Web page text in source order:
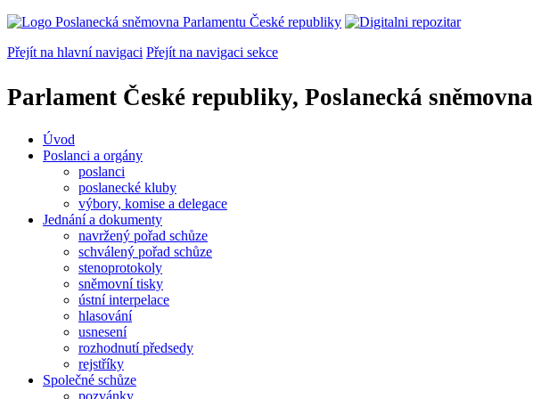
Přejít na hlavní navigaci Přejít na navigaci sekce
Parlament České republiky, Poslanecká sněmovna
Úvod
Poslanci a orgány
poslanci
poslanecké kluby
výbory, komise a delegace
Jednání a dokumenty
navržený pořad schůze
schválený pořad schůze
stenoprotokoly
sněmovní tisky
ústní interpelace
hlasování
usnesení
rozhodnutí předsedy
rejstříky
Společné schůze
pozvánky